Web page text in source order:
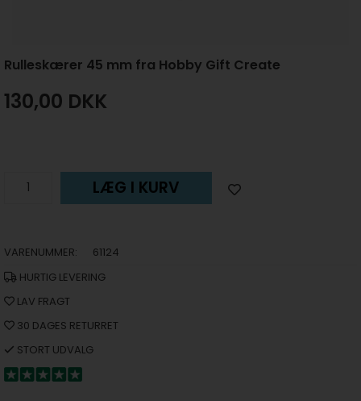
Rulleskærer 45 mm fra Hobby Gift Create
130,00 DKK
LÆG I KURV
VARENUMMER:
61124
HURTIG LEVERING
LAV FRAGT
30 DAGES RETURRET
STORT UDVALG